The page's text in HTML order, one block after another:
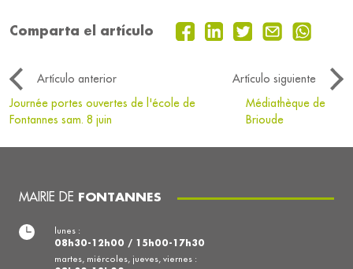
Comparta el artículo
Artículo anterior
Artículo siguiente
Journée portes ouvertes de l'école de
Fontannes sam. 8 juin
Médiathèque de
Brioude
MAIRIE DE FONTANNES
lunes :
08h30-12h00 / 15h00-17h30
martes, miércoles, jueves, viernes :